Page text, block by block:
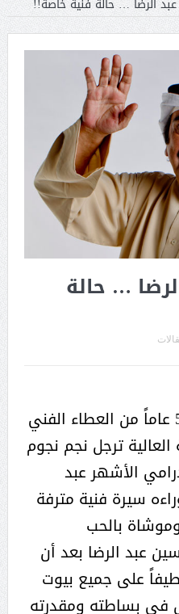
… حالة
… بعد مسيرة تجاوزت 50 عاماً من العطاء الفني
العالية ترجل نجم نجوم
الأشهر عبد
سيرة فنية مترفة
بالحب
عبد الرضا بعد أن
على جميع بيوت
في بساطته ومقدرته